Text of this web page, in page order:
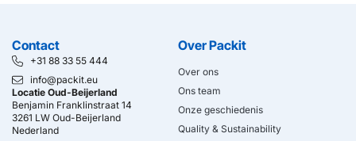
Contact
+31 88 33 55 444
info@packit.eu
Locatie Oud-Beijerland
Benjamin Franklinstraat 14
3261 LW Oud-Beijerland
Nederland
Over Packit
Over ons
Ons team
Onze geschiedenis
Quality & Sustainability